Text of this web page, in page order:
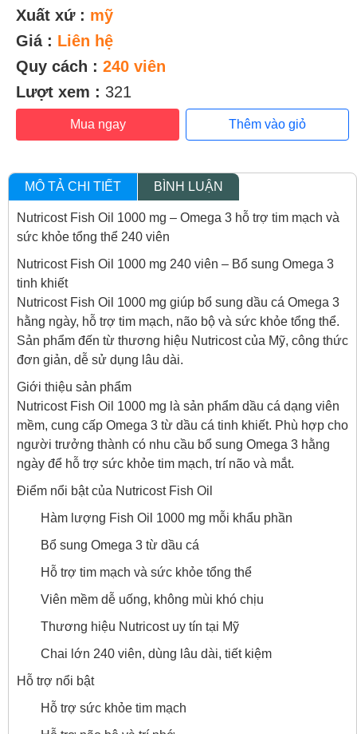
Xuất xứ : mỹ
Giá : Liên hệ
Quy cách : 240 viên
Lượt xem : 321
Mua ngay Thêm vào giỏ
MÔ TẢ CHI TIẾT BÌNH LUẬN
Nutricost Fish Oil 1000 mg – Omega 3 hỗ trợ tim mạch và
sức khỏe tổng thể 240 viên
Nutricost Fish Oil 1000 mg 240 viên – Bổ sung Omega 3
tinh khiết
Nutricost Fish Oil 1000 mg giúp bổ sung dầu cá Omega 3
hằng ngày, hỗ trợ tim mạch, não bộ và sức khỏe tổng thể.
Sản phẩm đến từ thương hiệu Nutricost của Mỹ, công thức
đơn giản, dễ sử dụng lâu dài.
Giới thiệu sản phẩm
Nutricost Fish Oil 1000 mg là sản phẩm dầu cá dạng viên
mềm, cung cấp Omega 3 từ dầu cá tinh khiết. Phù hợp cho
người trưởng thành có nhu cầu bổ sung Omega 3 hằng
ngày để hỗ trợ sức khỏe tim mạch, trí não và mắt.
Điểm nổi bật của Nutricost Fish Oil
Hàm lượng Fish Oil 1000 mg mỗi khẩu phần
Bổ sung Omega 3 từ dầu cá
Hỗ trợ tim mạch và sức khỏe tổng thể
Viên mềm dễ uống, không mùi khó chịu
Thương hiệu Nutricost uy tín tại Mỹ
Chai lớn 240 viên, dùng lâu dài, tiết kiệm
Hỗ trợ nổi bật
Hỗ trợ sức khỏe tim mạch